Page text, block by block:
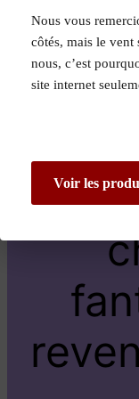
Nous vous
côtés, mais le vent
nous, c’est
site internet
Voir les